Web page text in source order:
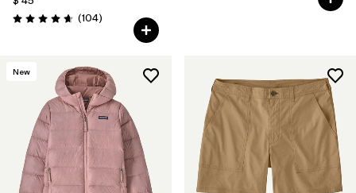
Valoración: 4.7 / 5
(104Comentarios
)
New